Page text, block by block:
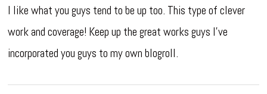
I like what you guys tend to be up too. This type of clever
work and coverage! Keep up the great works guys I’ve
incorporated you guys to my own blogroll.